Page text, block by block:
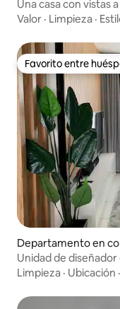
u
Una casa con vistas
Valor · Limpieza ·
Favorito entre
Favorito entre
Departamento en
hing
Unidad de
Limpieza · Ubicación ·